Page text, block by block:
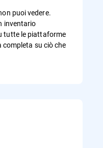
puoi vedere.
inventario
tutte le piattaforme
su ciò che